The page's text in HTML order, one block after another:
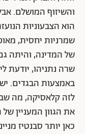
והשיזוף המושלם.
הוא הצבעוניות
שמרניות יחסית,
של המדינה, והיתה
שרה נתניהו, יודעת
באמצעות הבגדים.
לזה קלאסיקה, מה
את הגוון המעניין
כאן יותר סבנטיז